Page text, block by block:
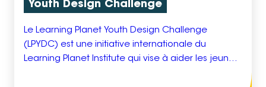
Youth Design Challenge
Le Learning Planet Youth Design Challenge
(LPYDC) est une initiative internationale du
Learning Planet Institute qui vise à aider les jeunes